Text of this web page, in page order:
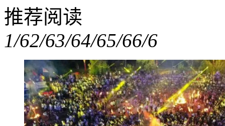
推荐阅读
1/62/63/64/65/66/6